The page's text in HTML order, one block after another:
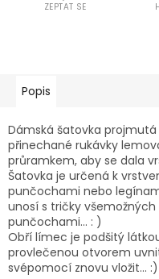
ZEPTAT SE
Popis
Dámská šatovka projmutá
přinechané rukávky
průramkem, aby se dala
Šatovka je určená k
punčochami nebo
unosí s tričky
punčochami... : )
Obří límec je podšitý
provlečenou otvorem
svépomocí znovu vložit... :)